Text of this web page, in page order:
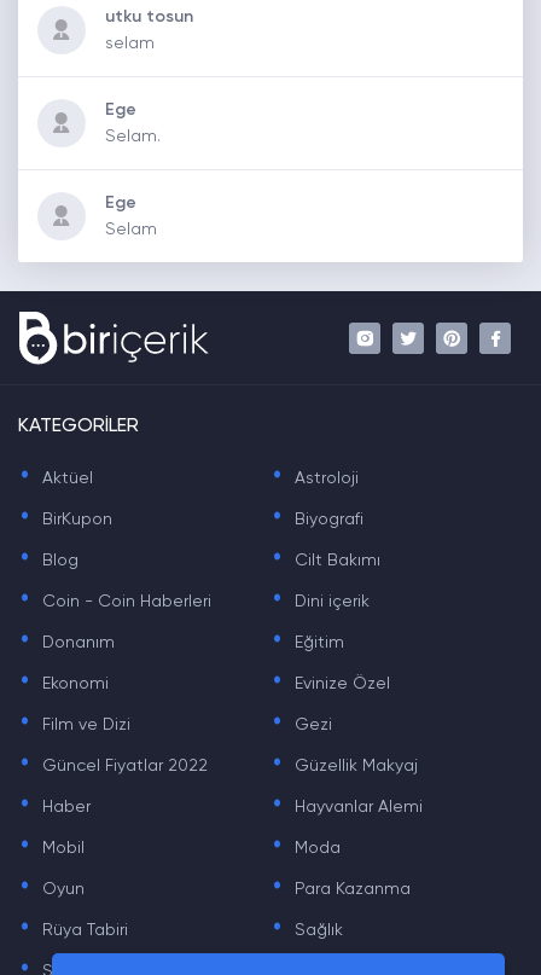
utku tosun
selam
Ege
Selam.
Ege
Selam
KATEGORİLER
. Aktüel . Astroloji
. BirKupon . Biyografi
. Blog . Cilt Bakımı
. Coin - Coin Haberleri . Dini içerik
. Donanım . Eğitim
. Ekonomi . Evinize Özel
. Film ve Dizi . Gezi
. Güncel Fiyatlar 2022 . Güzellik Makyaj
. Haber . Hayvanlar Alemi
. Mobil . Moda
. Oyun . Para Kazanma
. Rüya Tabiri . Sağlık
. .